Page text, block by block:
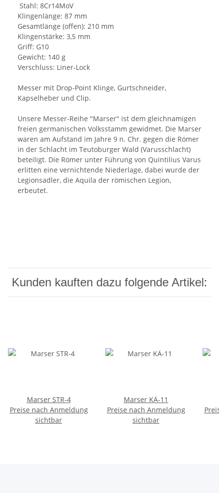
Stahl: 8Cr14MoV
Klingenlänge: 87 mm
Gesamtlänge (offen): 210 mm
Klingenstärke: 3,5 mm
Griff: G10
Gewicht: 140 g
Verschluss: Liner-Lock
Messer mit Drop-Point Klinge, Gurtschneider,
Kapselheber und Clip.
Unsere Messer-Reihe "Marser" ist dem gleichnamigen
freien germanischen Volksstamm gewidmet. Die Marser
waren am Aufstand im Jahre 9 n. Chr. gegen die Römer
in der Schlacht im Teutoburger Wald (Varusschlacht)
beteiligt. Die Römer unter Führung von Quintilius Varus
erlitten eine vernichtende Niederlage, dabei wurde der
Legionsadler, die Aquila der römischen Legion,
erbeutet.
Kunden kauften dazu folgende Artikel:
Marser STR-4
Preise nach Anmeldung
sichtbar
Marser KÄ-11
Preise nach Anmeldung
sichtbar